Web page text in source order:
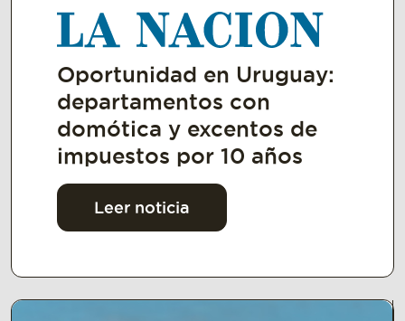
Oportunidad en Uruguay:
departamentos con
domótica y excentos de
impuestos por 10 años
Leer noticia